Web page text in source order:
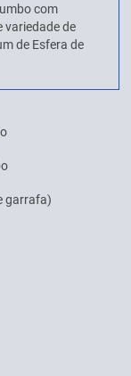
com
variedade de
de Esfera de
garrafa)